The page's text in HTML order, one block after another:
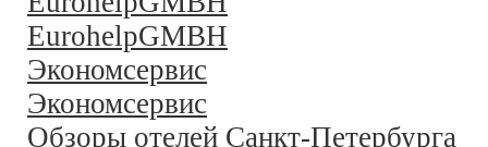
EurohelpGMBH
Экономсервис
Экономсервис
Обзоры отелей Санкт-Петербурга